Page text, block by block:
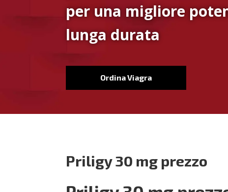
per una migliore
lunga durata
Ordina Viagra
Priligy 30 mg prezzo